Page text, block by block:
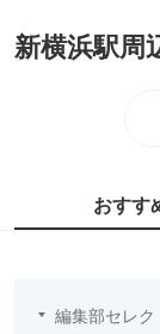
新横浜駅周
おすす
編集部セレク